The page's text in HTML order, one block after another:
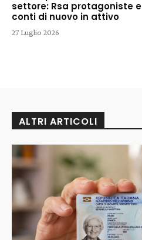
settore: Rsa protagoniste e
conti di nuovo in attivo
27 Luglio 2026
ALTRI ARTICOLI